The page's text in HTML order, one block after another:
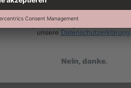
Keine Datenweitergabe an Dritte. Eine
jederzeit möglich. Hier findest
unsere Datenschutzerklärung
Nein, danke.